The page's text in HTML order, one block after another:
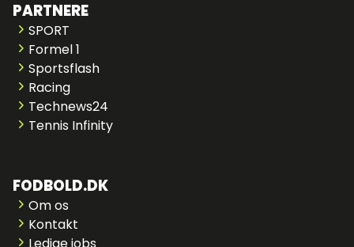
PARTNERE
SPORT
Formel 1
Sportsflash
Racing
Technews24
Tennis Infinity
FODBOLD.DK
Om os
Kontakt